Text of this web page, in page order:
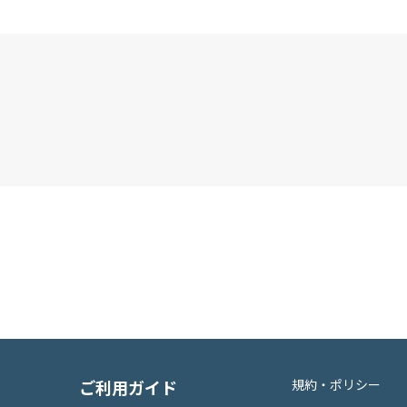
ご利用ガイド 規約・ポリシー